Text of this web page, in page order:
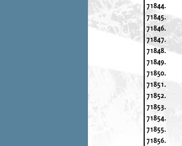
71844.
71845.
71846.
71847.
71848.
71849.
71850.
71851.
71852.
71853.
71854.
71855.
71856.